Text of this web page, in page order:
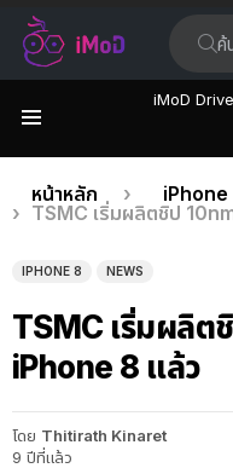
iMoD Drive
เรื่อง
ล่าสุด
คุณอยู่ที่นี่:
หน้าหลัก
iPhone
TSMC เริ่มผลิตชิป
IPHONE 8 NEWS
TSMC เริ่มผลิต
iPhone 8 แล้ว
โดย Thitirath Kinaret
9 ปีที่แล้ว